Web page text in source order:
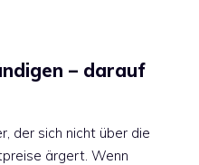
– darauf
der sich nicht über die
ärgert. Wenn